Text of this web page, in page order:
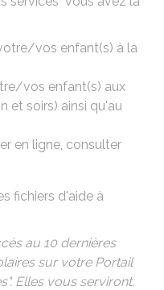
vos enfant(s) à la
vos enfant(s) aux
et soirs) ainsi qu'au
en ligne, consulter
fichiers d'aide à
au 10 dernières
sur votre Portail
Elles vous serviront,